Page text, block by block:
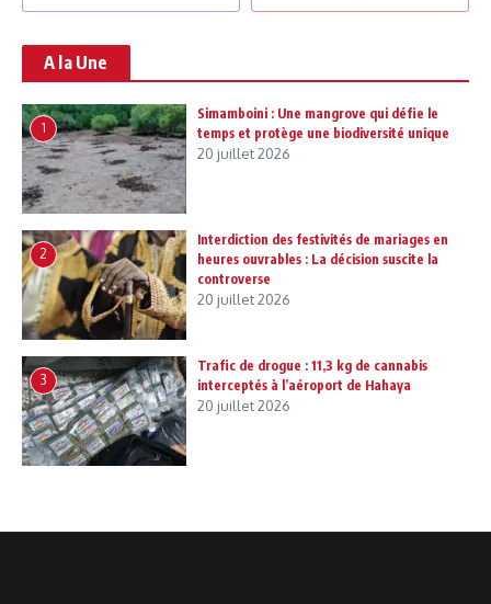
A la Une
1
Simamboini : Une mangrove qui défie le
temps et protège une biodiversité unique
20 juillet 2026
2
Interdiction des festivités de mariages en
heures ouvrables : La décision suscite la
controverse
20 juillet 2026
3
Trafic de drogue : 11,3 kg de cannabis
interceptés à l’aéroport de Hahaya
20 juillet 2026